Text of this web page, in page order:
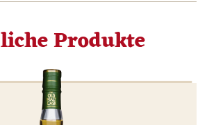
Produkte